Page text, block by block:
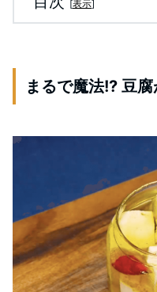
[表示]
まるで魔法!? 豆